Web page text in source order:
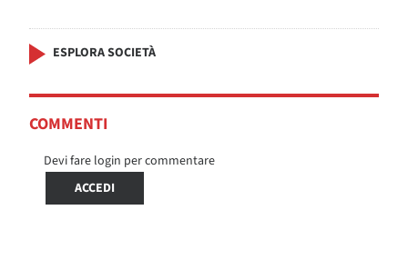
ESPLORA SOCIETÀ
COMMENTI
Devi fare login per commentare
ACCEDI